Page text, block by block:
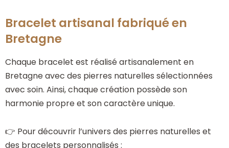
Bracelet artisanal fabriqué en
Bretagne
Chaque bracelet est réalisé artisanalement en
Bretagne avec des pierres naturelles sélectionnées
avec soin. Ainsi, chaque création possède son
harmonie propre et son caractère unique.
👉 Pour découvrir l’univers des pierres naturelles et
des bracelets personnalisés :